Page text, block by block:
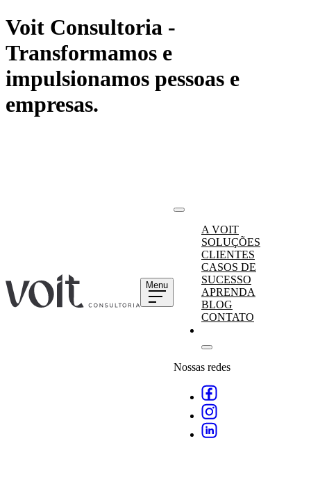
Voit Consultoria -
Transformamos e
impulsionamos pessoas e
empresas.
Menu
A VOIT
SOLUÇÕES
CLIENTES
CASOS DE
SUCESSO
APRENDA
BLOG
CONTATO
Nossas redes